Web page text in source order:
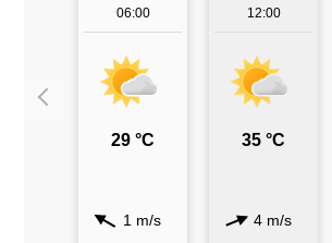
06:00
29 °C
1 m/s
12:00
35 °C
4 m/s